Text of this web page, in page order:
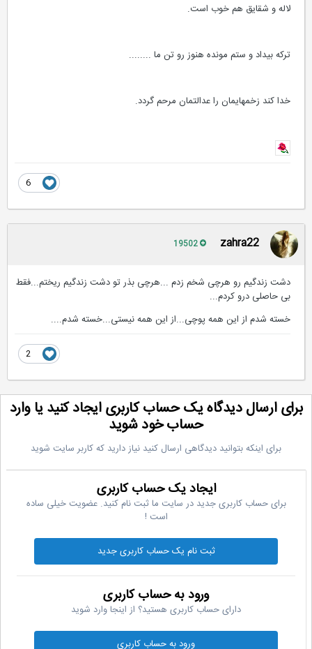
لاله و شقایق هم خوب است.
ترکه بیداد و ستم مونده هنوز رو تن ما ........
خدا کند زخمهایمان را عدالتمان مرحم گردد.
zahra22
دشت زندگیم رو هرچی شخم زدم ...هرچی بذر تو دشت زندگیم ریختم...فقط
بی حاصلی درو کردم...
خسته شدم از این همه پوچی...از این همه نیستی...خسته شدم....
ارسال دیدگاه یک حساب کاربری ایجاد کنید یا وارد
حساب خود شوید
برای اینکه بتوانید دیدگاهی ارسال کنید نیاز دارید که کاربر سایت شوید
ایجاد یک حساب کاربری
برای حساب کاربری جدید در سایت ما ثبت نام کنید. عضویت خیلی ساده
است !
ثبت نام یک حساب کاربری جدید
ورود به حساب کاربری
دارای حساب کاربری هستید؟ از اینجا وارد شوید
ورود به حساب کاربری